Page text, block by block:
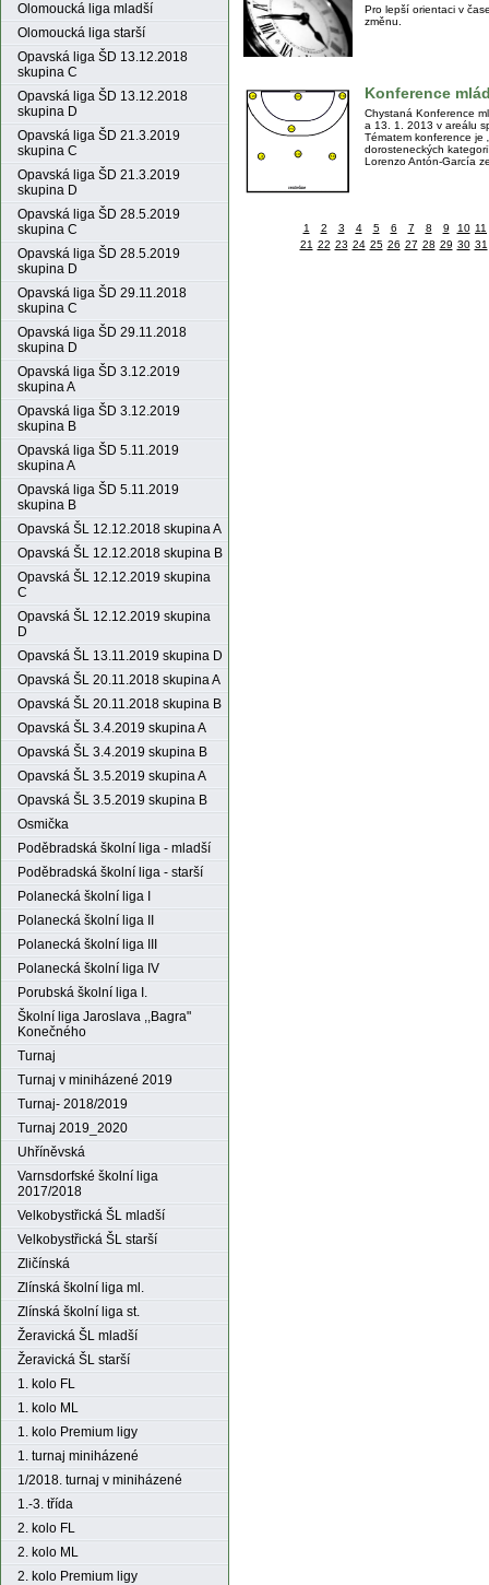
Olomoucká liga mladší
Olomoucká liga starší
Opavská liga ŠD 13.12.2018
skupina C
Opavská liga ŠD 13.12.2018
skupina D
Opavská liga ŠD 21.3.2019
skupina C
Opavská liga ŠD 21.3.2019
skupina D
Opavská liga ŠD 28.5.2019
skupina C
Opavská liga ŠD 28.5.2019
skupina D
Opavská liga ŠD 29.11.2018
skupina C
Opavská liga ŠD 29.11.2018
skupina D
Opavská liga ŠD 3.12.2019
skupina A
Opavská liga ŠD 3.12.2019
skupina B
Opavská liga ŠD 5.11.2019
skupina A
Opavská liga ŠD 5.11.2019
skupina B
Opavská ŠL 12.12.2018 skupina A
Opavská ŠL 12.12.2018 skupina B
Opavská ŠL 12.12.2019 skupina
C
Opavská ŠL 12.12.2019 skupina
D
Opavská ŠL 13.11.2019 skupina D
Opavská ŠL 20.11.2018 skupina A
Opavská ŠL 20.11.2018 skupina B
Opavská ŠL 3.4.2019 skupina A
Opavská ŠL 3.4.2019 skupina B
Opavská ŠL 3.5.2019 skupina A
Opavská ŠL 3.5.2019 skupina B
Osmička
Poděbradská školní liga - mladší
Poděbradská školní liga - starší
Polanecká školní liga I
Polanecká školní liga II
Polanecká školní liga III
Polanecká školní liga IV
Porubská školní liga I.
Školní liga Jaroslava ,,Bagra"
Konečného
Turnaj
Turnaj v miniházené 2019
Turnaj- 2018/2019
Turnaj 2019_2020
Uhříněvská
Varnsdorfské školní liga
2017/2018
Velkobystřická ŠL mladší
Velkobystřická ŠL starší
Zličínská
Zlínská školní liga ml.
Zlínská školní liga st.
Žeravická ŠL mladší
Žeravická ŠL starší
1. kolo FL
1. kolo ML
1. kolo Premium ligy
1. turnaj miniházené
1/2018. turnaj v miniházené
1.-3. třída
2. kolo FL
2. kolo ML
2. kolo Premium ligy
Pro lepší orientaci v
změnu.
Konference
Chystaná Konference
a 13. 1. 2013 v areálu
Tématem konference je
dorosteneckých
Lorenzo Antón-García
1 2 3 4 5 6 7 8 9 10 11
21 22 23 24 25 26 27 28 29 30 31